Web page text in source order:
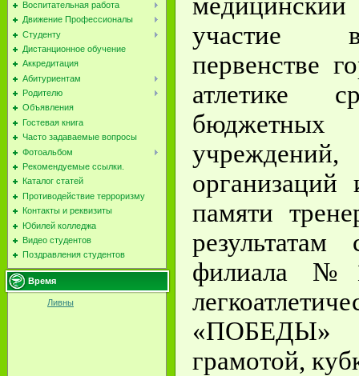
Воспитательная работа
Движение Профессионалы
Студенту
Дистанционное обучение
Аккредитация
Абитуриентам
Родителю
Объявления
Гостевая книга
Часто задаваемые вопросы
Фотоальбом
Рекомендуемые ссылки.
Каталог статей
Противодействие терроризму
Контакты и реквизиты
Юбилей колледжа
Видео студентов
Поздравления студентов
Время
Ливны
участие
первенстве
атлетике
бюджетных
организаций
памяти
результатам
филиала
«ПОБЕДЫ»
грамотой,